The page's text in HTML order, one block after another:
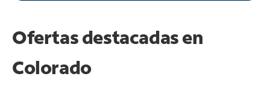
Ofertas destacadas en
Colorado